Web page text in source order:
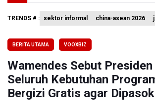
Sastra untuk Penyadaran
Timnas Voli Putri Indonesia Kalah
PSSI Ajak Publik Tak Hujat Pelatih
TRENDS # : sektor informal china-asean 2026
BERITA UTAMA VOOXBIZ
Wamendes Sebut
Seluruh Kebutuhan
Bergizi Gratis agar